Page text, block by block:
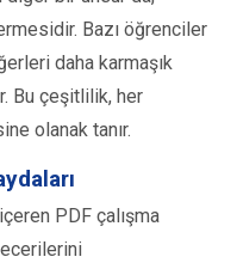
Bazı öğrenciler
daha karmaşık
Bu çeşitlilik, her
olanak tanır.
PDF çalışma